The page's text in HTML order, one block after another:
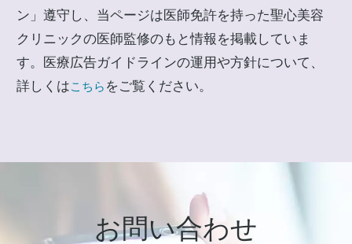
ン」遵守し、当ページは医師免許を持った聖心美容
クリニックの医師監修のもと情報を掲載していま
す。医療広告ガイドラインの運用や方針について、
詳しくはこちら をご覧ください。
お問い合わせ